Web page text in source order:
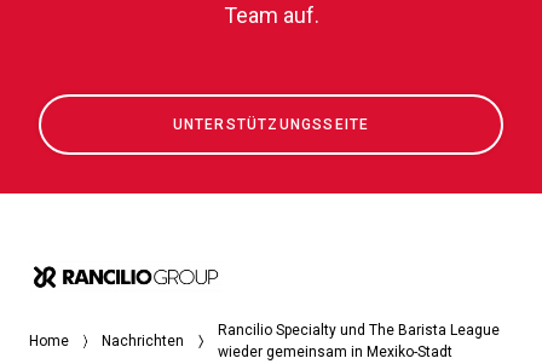
Team auf.
UNTERSTÜTZUNGSSEITE
Home Nachrichten
Rancilio Specialty und The Barista League
wieder gemeinsam in Mexiko-Stadt